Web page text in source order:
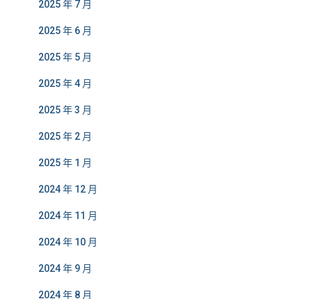
2025 年 7 月
2025 年 6 月
2025 年 5 月
2025 年 4 月
2025 年 3 月
2025 年 2 月
2025 年 1 月
2024 年 12 月
2024 年 11 月
2024 年 10 月
2024 年 9 月
2024 年 8 月